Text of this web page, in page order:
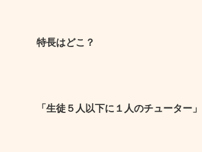
特長はどこ？
「生徒５人以下に１人のチューター」